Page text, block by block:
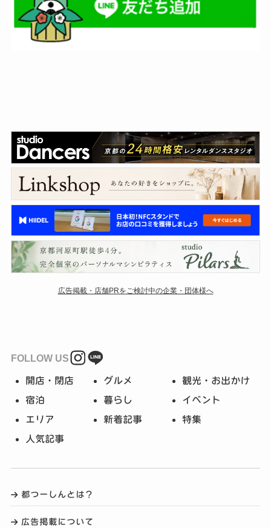
広告掲載・店舗PRをご検討中の企業・団体様へ
FOLLOW US
開店・閉店 グルメ 観光・お出かけ
宿泊 暮らし イベント
エリア 新着記事 特集
人気記事
都つーしんとは？
広告掲載について